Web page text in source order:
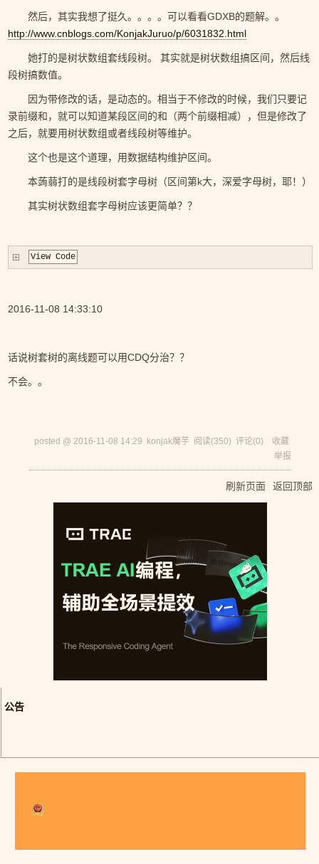
然后，其实我想了挺久。。。。可以看看GDXB的题解。。
http://www.cnblogs.com/KonjakJuruo/p/6031832.html
她打的是树状数组套线段树。 其实就是树状数组搞区间，然后线
段树搞数值。
因为带修改的话，是动态的。相当于不修改的时候，我们只要记
录前缀和，就可以知道某段区间的和（两个前缀相减），但是修改了
之后，就要用树状数组或者线段树等维护。
这个也是这个道理，用数据结构维护区间。
本蒟蒻打的是线段树套字母树（区间第k大，深爱字母树，耶！）
其实树状数组套字母树应该更简单？？
View Code
2016-11-08 14:33:10
话说树套树的离线题可以用CDQ分治？？
不会。。
posted @ 2016-11-08 14:29 konjak魔芋 阅读(350) 评论(0) 收藏
举报
刷新页面 返回顶部
公告